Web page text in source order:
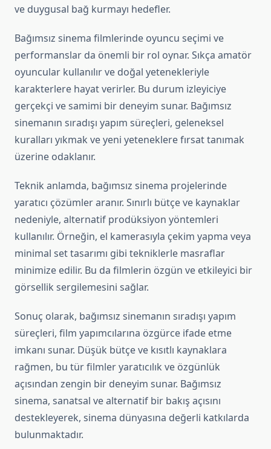
ve duygusal bağ kurmayı hedefler.
Bağımsız sinema filmlerinde oyuncu seçimi ve
performanslar da önemli bir rol oynar. Sıkça amatör
oyuncular kullanılır ve doğal yetenekleriyle
karakterlere hayat verirler. Bu durum izleyiciye
gerçekçi ve samimi bir deneyim sunar. Bağımsız
sinemanın sıradışı yapım süreçleri, geleneksel
kuralları yıkmak ve yeni yeteneklere fırsat tanımak
üzerine odaklanır.
Teknik anlamda, bağımsız sinema projelerinde
yaratıcı çözümler aranır. Sınırlı bütçe ve kaynaklar
nedeniyle, alternatif prodüksiyon yöntemleri
kullanılır. Örneğin, el kamerasıyla çekim yapma veya
minimal set tasarımı gibi tekniklerle masraflar
minimize edilir. Bu da filmlerin özgün ve etkileyici bir
görsellik sergilemesini sağlar.
Sonuç olarak, bağımsız sinemanın sıradışı yapım
süreçleri, film yapımcılarına özgürce ifade etme
imkanı sunar. Düşük bütçe ve kısıtlı kaynaklara
rağmen, bu tür filmler yaratıcılık ve özgünlük
açısından zengin bir deneyim sunar. Bağımsız
sinema, sanatsal ve alternatif bir bakış açısını
destekleyerek, sinema dünyasına değerli katkılarda
bulunmaktadır.